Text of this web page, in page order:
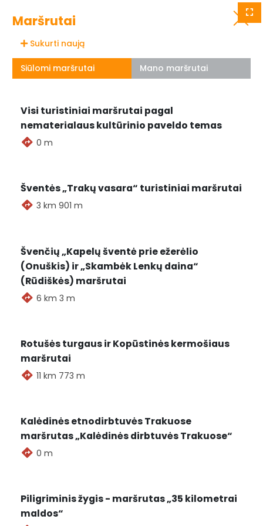
Renginių nėra
Maršrutai
Siūlomi maršrutai Mano maršrutai
Sukurti naują
Visi turistiniai maršrutai pagal
nematerialaus kultūrinio paveldo temas
0 m
Šventės „Trakų vasara“ turistiniai maršrutai
3 km 901 m
Švenčių „Kapelų šventė prie ežerėlio
(Onuškis) ir „Skambėk Lenkų daina“
(Rūdiškės) maršrutai
6 km 3 m
Rotušės turgaus ir Kopūstinės kermošiaus
maršrutai
11 km 773 m
Kalėdinės etnodirbtuvės Trakuose
maršrutas „Kalėdinės dirbtuvės Trakuose“
0 m
Piligriminis žygis - maršrutas „35 kilometrai
maldos“
Grįžti
Visos seniūnijos
Maršrutai Renginiai